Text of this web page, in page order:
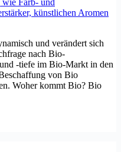
und verändert sich
nach Bio-
-tiefe im Bio-Markt in den
von Bio
Woher kommt Bio? Bio